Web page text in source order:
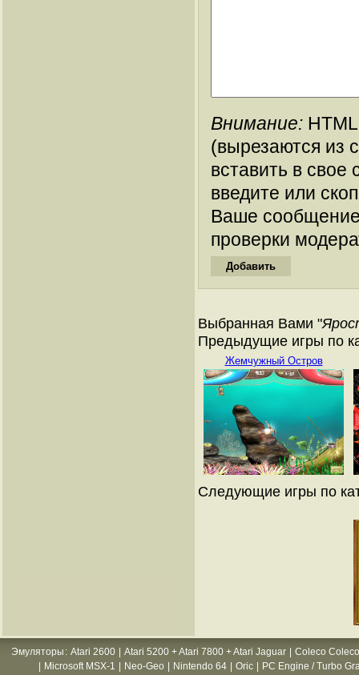
Внимание:
(вырезаются из
вставить в
введите или
Ваше
проверки
Выбранная Вами "
Предыдущие игры по
Жемчужный Остров
Следующие игры по
Эмуляторы : Atari 2600 Atari 5200 + Atari 7800 + Atari Jaguar
Coleco
Microsoft MSX-1 Neo-Geo Nintendo 64 Oric PC Engine / Turbo